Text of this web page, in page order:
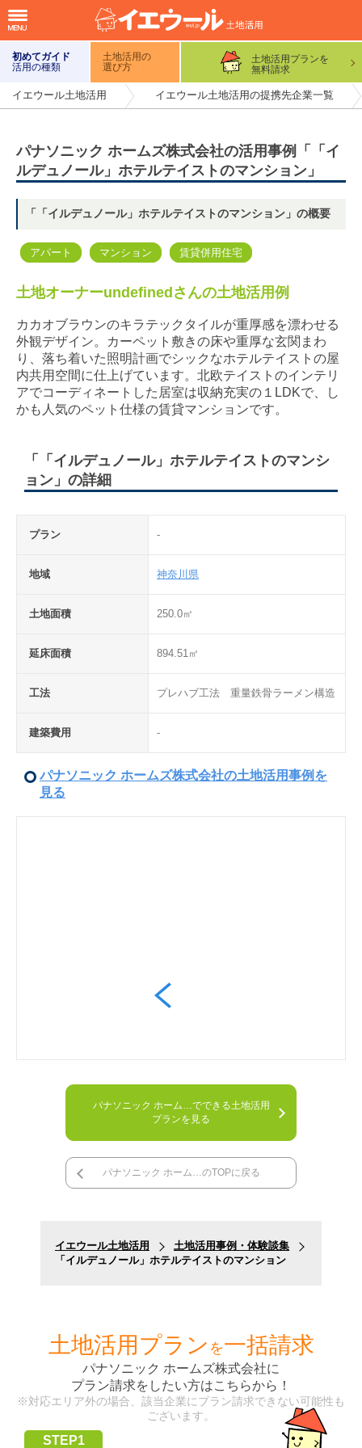
初めてガイド
活用の種類
土地活用の
選び方
土地活用プランを
無料請求
イエウール土地活用 イエウール土地活用の提携先企業一覧
パナソニック ホームズ株式会社の活用事例「「イ
ルデュノール」ホテルテイストのマンション」
「「イルデュノール」ホテルテイストのマンション」の概要
アパート マンション 賃貸併用住宅
土地オーナーundefinedさんの土地活用例
カカオブラウンのキラテックタイルが重厚感を漂わせる
外観デザイン。カーペット敷きの床や重厚な玄関まわ
り、落ち着いた照明計画でシックなホテルテイストの屋
内共用空間に仕上げています。北欧テイストのインテリ
アでコーディネートした居室は収納充実の１LDKで、し
かも人気のペット仕様の賃貸マンションです。
「「イルデュノール」ホテルテイストのマンシ
ョン」の詳細
プラン -
地域 神奈川県
土地面積 250.0㎡
延床面積 894.51㎡
工法 プレハブ工法　重量鉄骨ラーメン構造
建築費用 -
パナソニック ホームズ株式会社の土地活用事例を
見る
パナソニック ホーム…のTOPに戻る
パナソニック ホーム…でできる土地活用
プランを見る
イエウール土地活用
土地活用事例・体験談集
「イルデュノール」ホテルテイストのマンション
土地活用プラン を一括請求
パナソニック ホームズ株式会社に
プラン請求をしたい方はこちらから！
※対応エリア外の場合、該当企業にプラン請求できない可能性も
ございます。
STEP1